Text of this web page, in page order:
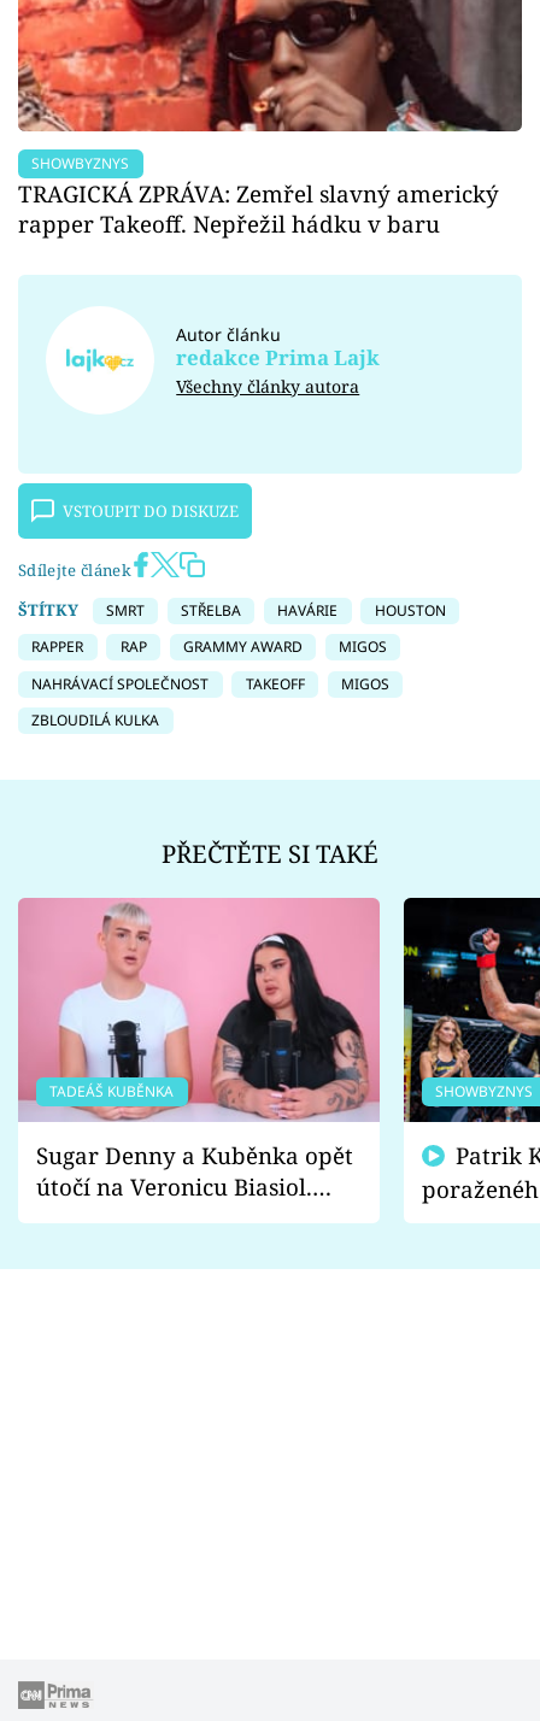
SHOWBYZNYS
TRAGICKÁ ZPRÁVA: Zemřel slavný americký
rapper Takeoff. Nepřežil hádku v baru
Autor článku
redakce Prima Lajk
Všechny články autora
VSTOUPIT DO DISKUZE
Sdílejte článek
ŠTÍTKY
SMRT STŘELBA HAVÁRIE
HOUSTON
RAPPER
RAP GRAMMY AWARD
MIGOS
NAHRÁVACÍ SPOLEČNOST
TAKEOFF
MIGOS
ZBLOUDILÁ KULKA
PŘEČTĚTE SI TAKÉ
TADEÁŠ KUBĚNKA
Sugar Denny a Kuběnka opět
útočí na Veronicu Biasiol.
Proč je podle nich falešná a
SHOWBYZNYS
fanoušci